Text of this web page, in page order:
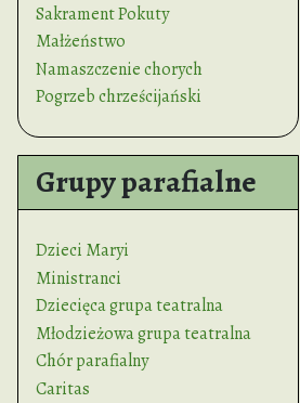
Sakrament Pokuty
Małżeństwo
Namaszczenie chorych
Pogrzeb chrześcijański
Grupy parafialne
Dzieci Maryi
Ministranci
Dziecięca grupa teatralna
Młodzieżowa grupa teatralna
Chór parafialny
Caritas